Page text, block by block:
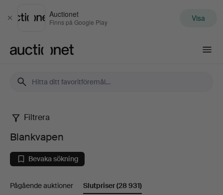
Stäng
Auctionet
Finns på Google Play Visa
Blankvapen
Filtrera
Blankvapen
Bevaka sökning
Pågående auktioner Slutpriser(28 931)